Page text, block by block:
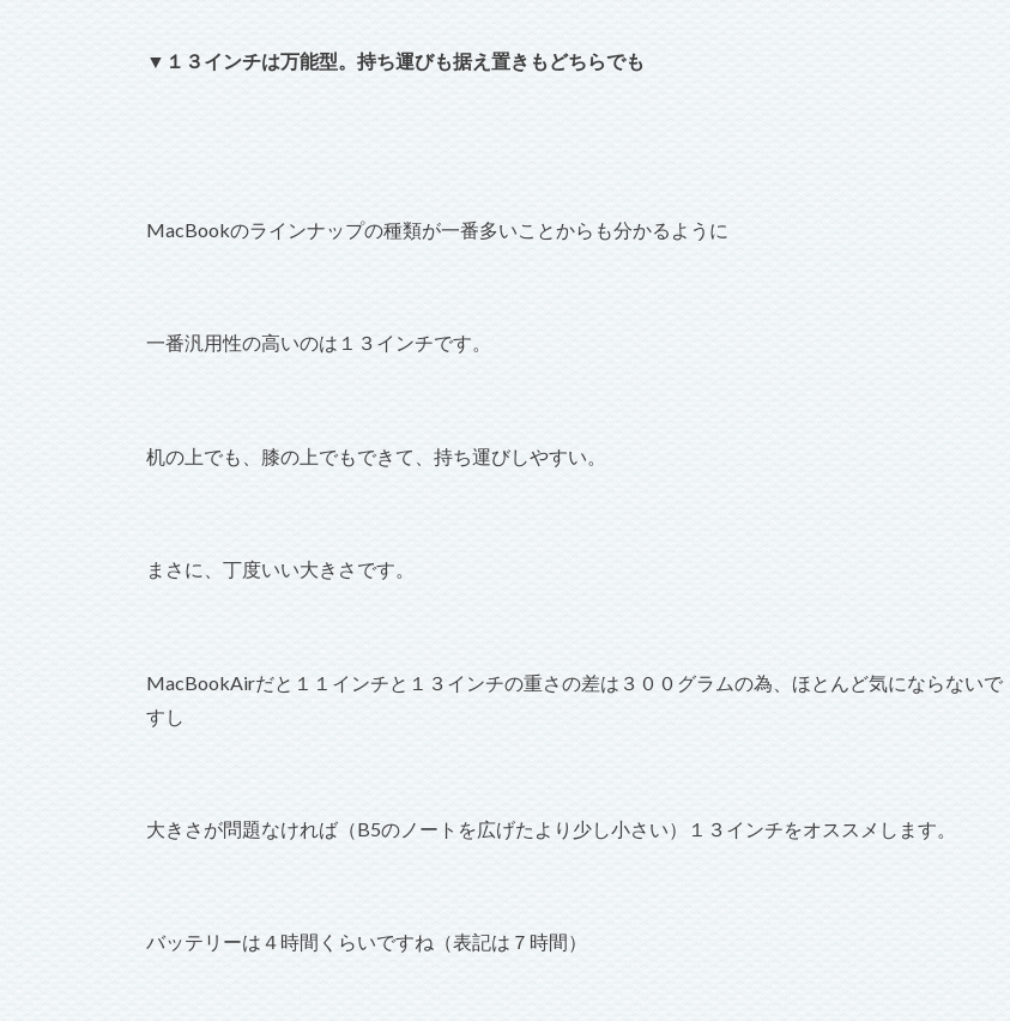
▼１３インチは万能型。持ち運びも据え置きもどちらでも
MacBookのラインナップの種類が一番多いことからも分かるように
一番汎用性の高いのは１３インチです。
机の上でも、膝の上でもできて、持ち運びしやすい。
まさに、丁度いい大きさです。
MacBookAirだと１１インチと１３インチの重さの差は３００グラムの為、ほとんど気にならないで
すし
大きさが問題なければ（B5のノートを広げたより少し小さい）１３インチをオススメします。
バッテリーは４時間くらいですね（表記は７時間）